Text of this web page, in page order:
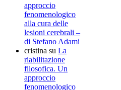
approccio
fenomenologico
alla cura delle
lesioni cerebrali –
di Stefano Adami
cristina su La
riabilitazione
filosofica. Un
approccio
fenomenologico